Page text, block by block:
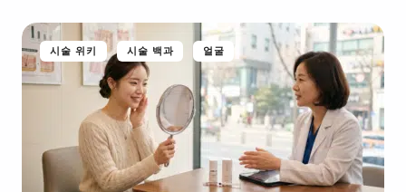
시술 위키 시술 백과 얼굴